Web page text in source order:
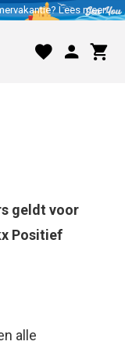
Lees meer..
geldt voor
Positief
alle